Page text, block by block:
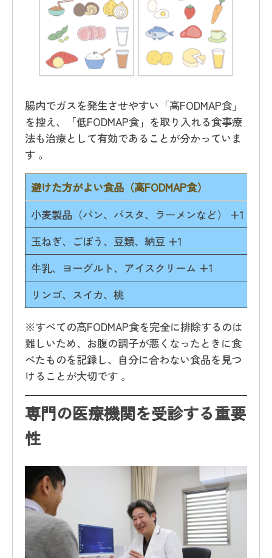
腸内でガスを発生させやすい「高FODMAP食」
を控え、「低FODMAP食」を取り入れる食事療
法も治療として有効であることが分かっていま
す 。
避けた方がよい食品（高FODMAP食）
小麦製品（パン、パスタ、ラーメンなど） +1
玉ねぎ、ごぼう、豆類、納豆 +1
牛乳、ヨーグルト、アイスクリーム +1
リンゴ、スイカ、桃
※すべての高FODMAP食を完全に排除するのは
難しいため、お腹の調子が悪くなったときに食
べたものを記録し、自分に合わない食品を見つ
けることが大切です 。
専門の医療機関を受診する重要
性